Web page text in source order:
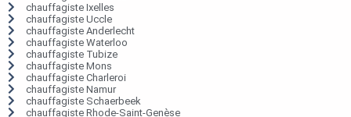
chauffagiste Ixelles
chauffagiste Uccle
chauffagiste Anderlecht
chauffagiste Waterloo
chauffagiste Tubize
chauffagiste Mons
chauffagiste Charleroi
chauffagiste Namur
chauffagiste Schaerbeek
chauffagiste Rhode-Saint-Genèse